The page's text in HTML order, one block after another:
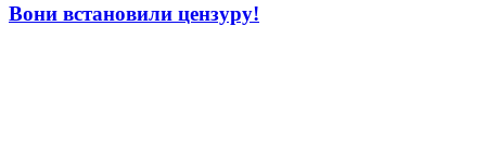
Вони встановили цензуру!